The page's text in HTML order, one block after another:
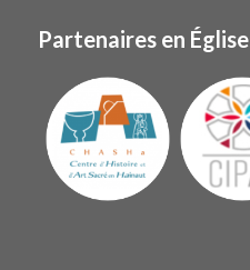
Partenaires en Église